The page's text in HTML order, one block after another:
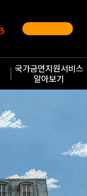
국가금연지원서비스
알아보기